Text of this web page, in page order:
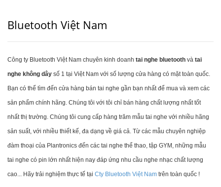
Bluetooth Việt Nam
Công ty Bluetooth Việt Nam chuyên kinh doanh tai nghe bluetooth và tai
nghe không dây số 1 tại Việt Nam với số lượng cửa hàng có mặt toàn quốc.
Bạn có thể tìm đến cửa hàng bán tai nghe gần bạn nhất để mua và xem các
sản phẩm chính hãng. Chúng tôi với tôi chỉ bán hàng chất lượng nhất tốt
nhất thị trường. Chúng tôi cung cấp hàng trăm mẫu tai nghe với nhiều hãng
sản suất, với nhiều thiết kế, đa dạng về giá cả. Từ các mẫu chuyên nghiệp
đàm thoại của Plantronics đến các tai nghe thể thao, tập GYM, những mẫu
tai nghe có pin lớn nhất hiện nay đáp ứng nhu cầu nghe nhạc chất lượng
cao... Hãy trải nghiệm thực tế tại Cty Bluetooth Việt Nam trên toàn quốc !